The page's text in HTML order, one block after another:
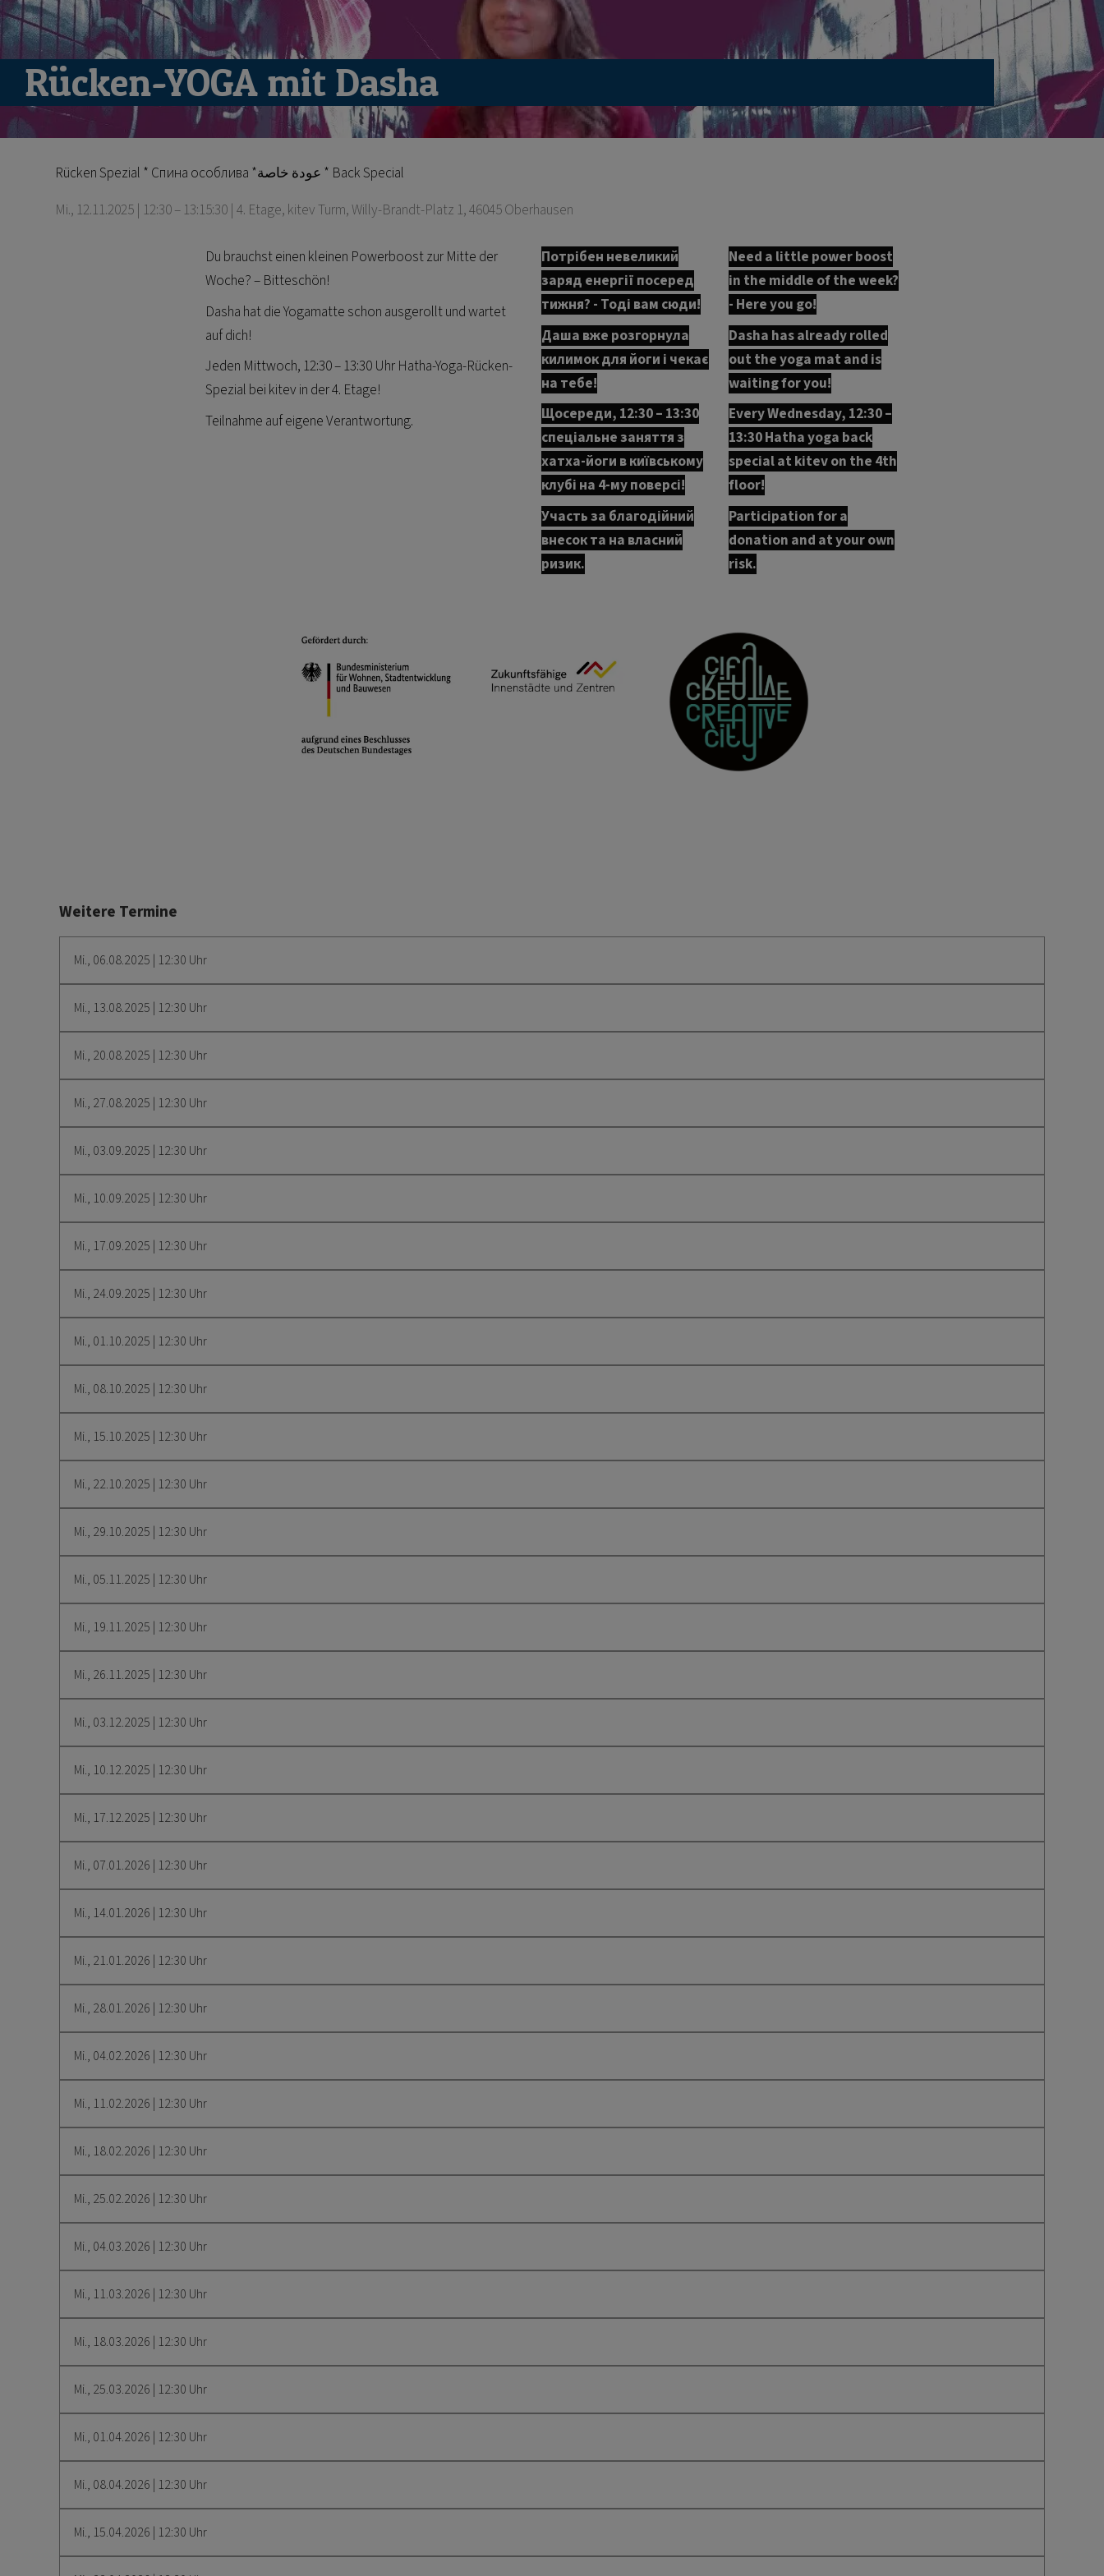
Rücken-YOGA mit Dasha
Rücken Spezial * Спина особлива *عودة خاصة * Back Special
Mi., 12.11.2025 | 12:30 – 13:15:30 | 4. Etage, kitev Turm, Willy-Brandt-Platz 1, 46045 Oberhausen
Du brauchst einen kleinen Powerboost zur Mitte der
Woche? – Bitteschön!
Dasha hat die Yogamatte schon ausgerollt und wartet
auf dich!
Jeden Mittwoch, 12:30 – 13:30 Uhr Hatha-Yoga-Rücken-
Spezial bei kitev in der 4. Etage!
Teilnahme auf eigene Verantwortung.
Потрібен невеликий
заряд енергії посеред
тижня? - Тоді вам сюди!
Даша вже розгорнула
килимок для йоги і чекає
на тебе!
Щосереди, 12:30 – 13:30
спеціальне заняття з
хатха-йоги в київському
клубі на 4-му поверсі!
Участь за благодійний
внесок та на власний
ризик.
Need a little power boost
in the middle of the week?
- Here you go!
Dasha has already rolled
out the yoga mat and is
waiting for you!
Every Wednesday, 12:30 –
13:30 Hatha yoga back
special at kitev on the 4th
floor!
Participation for a
donation and at your own
risk.
Weitere Termine
Mi., 06.08.2025 | 12:30 Uhr
Mi., 13.08.2025 | 12:30 Uhr
Mi., 20.08.2025 | 12:30 Uhr
Mi., 27.08.2025 | 12:30 Uhr
Mi., 03.09.2025 | 12:30 Uhr
Mi., 10.09.2025 | 12:30 Uhr
Mi., 17.09.2025 | 12:30 Uhr
Mi., 24.09.2025 | 12:30 Uhr
Mi., 01.10.2025 | 12:30 Uhr
Mi., 08.10.2025 | 12:30 Uhr
Mi., 15.10.2025 | 12:30 Uhr
Mi., 22.10.2025 | 12:30 Uhr
Mi., 29.10.2025 | 12:30 Uhr
Mi., 05.11.2025 | 12:30 Uhr
Mi., 19.11.2025 | 12:30 Uhr
Mi., 26.11.2025 | 12:30 Uhr
Mi., 03.12.2025 | 12:30 Uhr
Mi., 10.12.2025 | 12:30 Uhr
Mi., 17.12.2025 | 12:30 Uhr
Mi., 07.01.2026 | 12:30 Uhr
Mi., 14.01.2026 | 12:30 Uhr
Mi., 21.01.2026 | 12:30 Uhr
Mi., 28.01.2026 | 12:30 Uhr
Mi., 04.02.2026 | 12:30 Uhr
Mi., 11.02.2026 | 12:30 Uhr
Mi., 18.02.2026 | 12:30 Uhr
Mi., 25.02.2026 | 12:30 Uhr
Mi., 04.03.2026 | 12:30 Uhr
Mi., 11.03.2026 | 12:30 Uhr
Mi., 18.03.2026 | 12:30 Uhr
Mi., 25.03.2026 | 12:30 Uhr
Mi., 01.04.2026 | 12:30 Uhr
Mi., 08.04.2026 | 12:30 Uhr
Mi., 15.04.2026 | 12:30 Uhr